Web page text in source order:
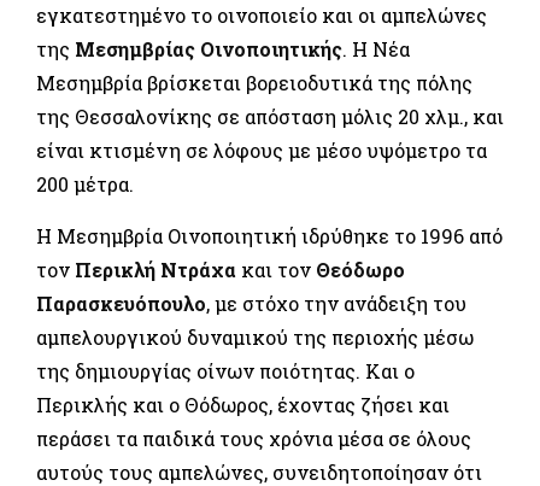
εγκατεστημένο το οινοποιείο και οι αμπελώνες
της Μεσημβρίας Οινοποιητικής. Η Νέα
Μεσημβρία βρίσκεται βορειοδυτικά της πόλης
της Θεσσαλονίκης σε απόσταση μόλις 20 χλμ., και
είναι κτισμένη σε λόφους με μέσο υψόμετρο τα
200 μέτρα.
Η Μεσημβρία Οινοποιητική ιδρύθηκε το 1996 από
τον Περικλή Ντράχα και τον Θεόδωρο
Παρασκευόπουλο, με στόχο την ανάδειξη του
αμπελουργικού δυναμικού της περιοχής μέσω
της δημιουργίας οίνων ποιότητας. Και ο
Περικλής και ο Θόδωρος, έχοντας ζήσει και
περάσει τα παιδικά τους χρόνια μέσα σε όλους
αυτούς τους αμπελώνες, συνειδητοποίησαν ότι